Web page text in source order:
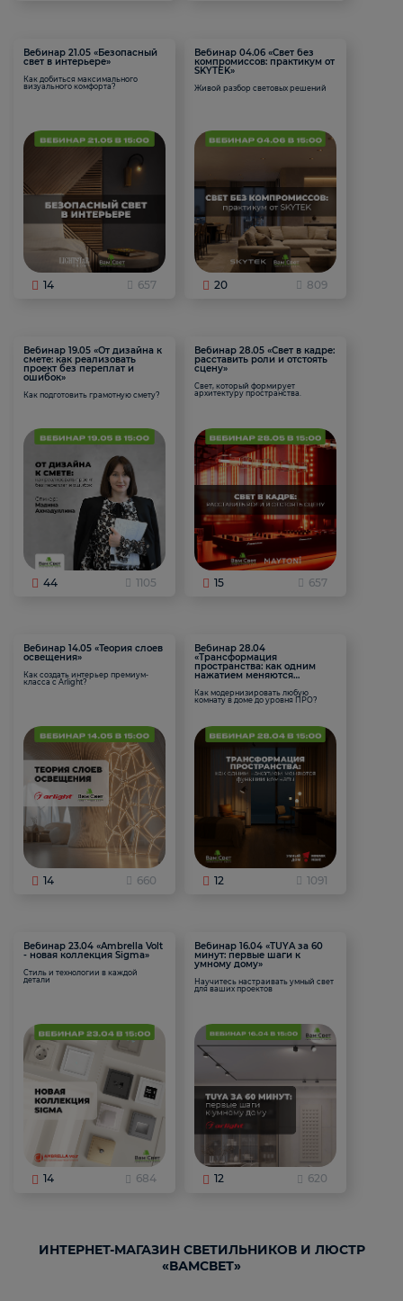
Вебинар 21.05 «Безопасный
свет в интерьере»
Как добиться максимального
визуального комфорта?
14 657
Вебинар 04.06 «Свет без
компромиссов: практикум от
SKYTEK»
Живой разбор световых решений
20 809
Вебинар 19.05 «От дизайна к
смете: как реализовать
проект без переплат и
ошибок»
Как подготовить грамотную смету?
44 1105
Вебинар 28.05 «Свет в кадре:
расставить роли и отстоять
сцену»
Свет, который формирует
архитектуру пространства.
15 657
Вебинар 14.05 «Теория слоев
освещения»
Как создать интерьер премиум-
класса с Arlight?
14 660
Вебинар 28.04
«Трансформация
пространства: как одним
нажатием меняются
Как модернизировать любую
комнату в доме до уровня ПРО?
12 1091
Вебинар 23.04 «Ambrella Volt
- новая коллекция Sigma»
Стиль и технологии в каждой
детали
14 684
Вебинар 16.04 «TUYA за 60
минут: первые шаги к
умному дому»
Научитесь настраивать умный свет
для ваших проектов
12 620
ИНТЕРНЕТ-МАГАЗИН СВЕТИЛЬНИКОВ И ЛЮСТР
«ВАМСВЕТ»